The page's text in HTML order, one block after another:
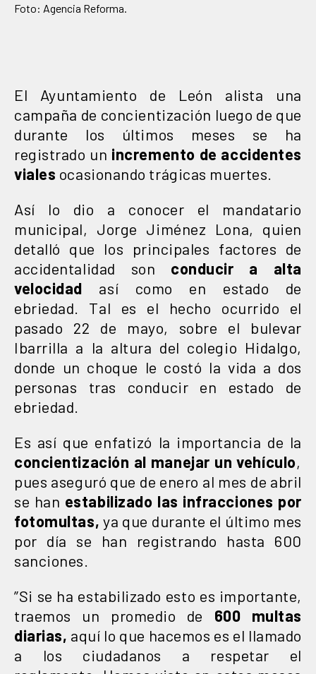
Foto: Agencia Reforma.
El Ayuntamiento de León alista una
campaña de concientización luego de que
durante los últimos meses se ha
registrado un incremento de accidentes
viales ocasionando trágicas muertes.
Así lo dio a conocer el mandatario
municipal, Jorge Jiménez Lona, quien
detalló que los principales factores de
accidentalidad son conducir a alta
velocidad así como en estado de
ebriedad. Tal es el hecho ocurrido el
pasado 22 de mayo, sobre el bulevar
Ibarrilla a la altura del colegio Hidalgo,
donde un choque le costó la vida a dos
personas tras conducir en estado de
ebriedad.
Es así que enfatizó la importancia de la
concientización al manejar un vehículo,
pues aseguró que de enero al mes de abril
se han estabilizado las infracciones por
fotomultas, ya que durante el último mes
por día se han registrando hasta 600
sanciones.
”Si se ha estabilizado esto es importante,
traemos un promedio de 600 multas
diarias, aquí lo que hacemos es el llamado
a los ciudadanos a respetar el